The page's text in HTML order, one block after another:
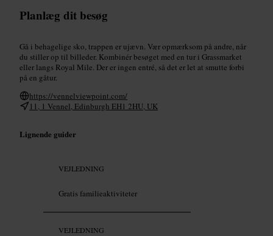
Planlæg dit besøg
Gå i behagelige sko, trappen er ujævn. Vær opmærksom på andre, når
du stiller op til billeder. Kombinér besøget med en tur i Grassmarket
eller langs Royal Mile. Der er ingen entré, så det er let at smutte forbi
på en gåtur.
https://vennelviewpoint.com/
11, 1 Vennel, Edinburgh EH1 2HU, UK
Lignende guider
VEJLEDNING
Gratis familieaktiviteter
VEJLEDNING